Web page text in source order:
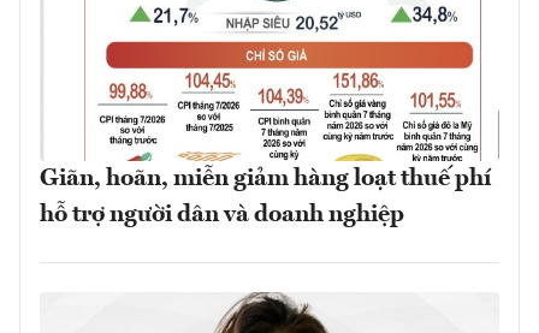
Giãn, hoãn, miễn giảm hàng loạt thuế phí
hỗ trợ người dân và doanh nghiệp